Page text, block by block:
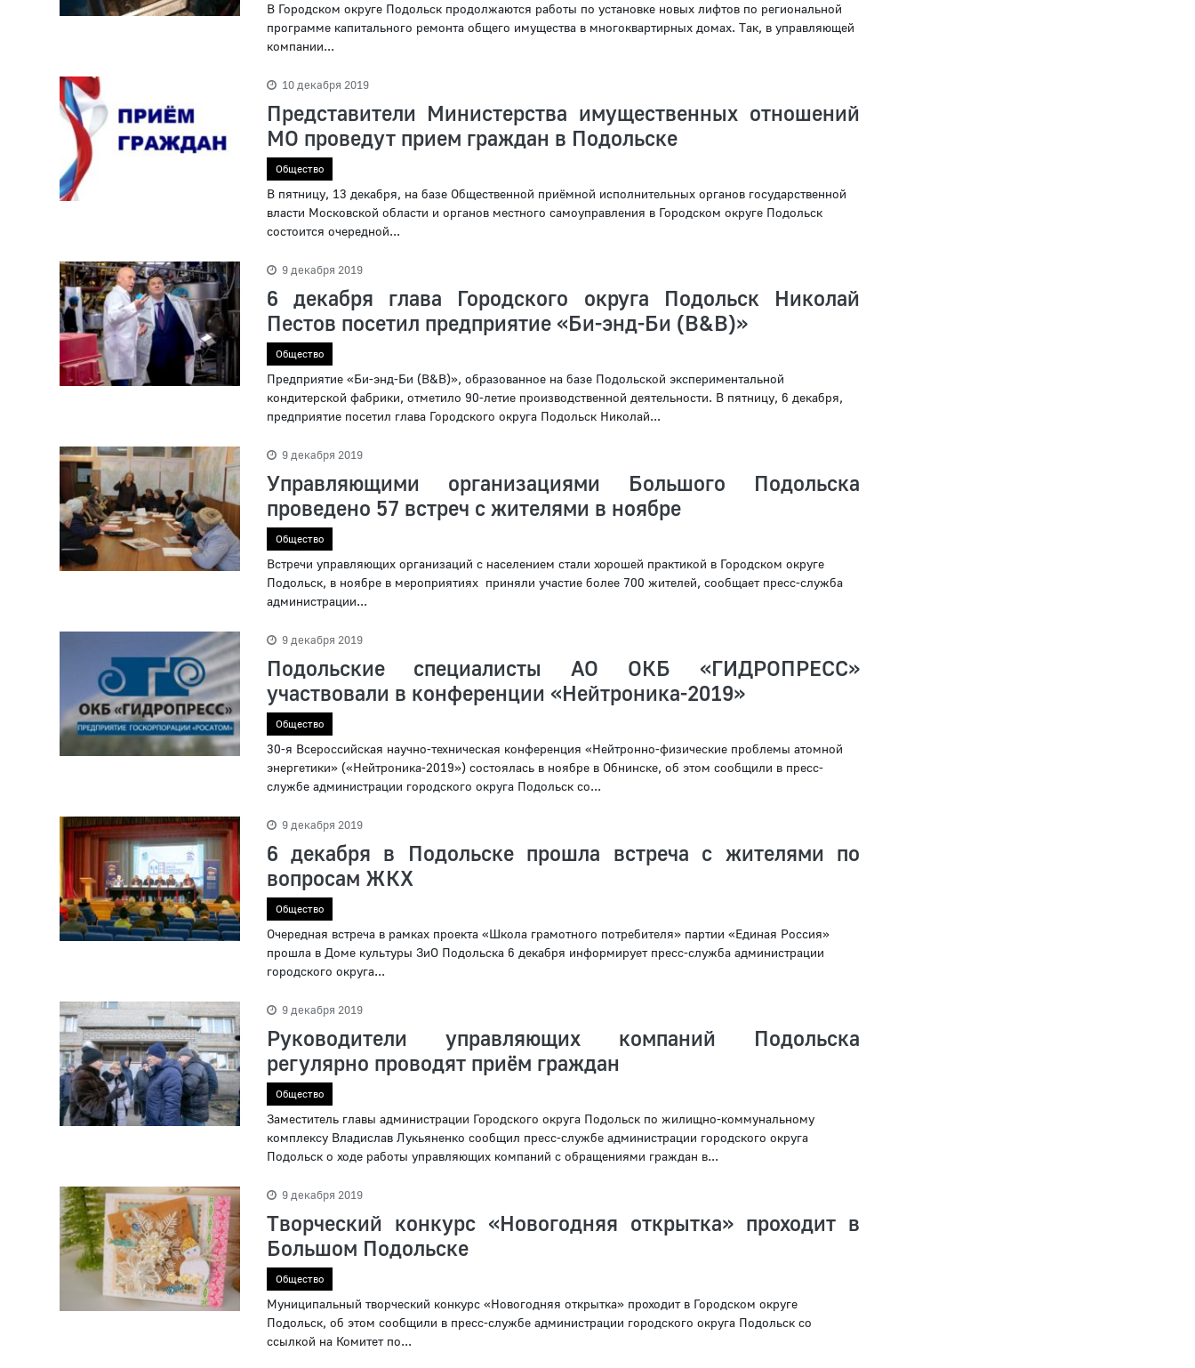
В Городском округе Подольск продолжаются работы по установке новых лифтов по региональной
программе капитального ремонта общего имущества в многоквартирных домах. Так, в управляющей
компании...
10 декабря 2019
Представители Министерства имущественных отношений
МО проведут прием граждан в Подольске
Общество
В пятницу, 13 декабря, на базе Общественной приёмной исполнительных органов государственной
власти Московской области и органов местного самоуправления в Городском округе Подольск
состоится очередной...
9 декабря 2019
6 декабря глава Городского округа Подольск Николай
Пестов посетил предприятие «Би-энд-Би (B&B)»
Общество
Предприятие «Би-энд-Би (B&B)», образованное на базе Подольской экспериментальной
кондитерской фабрики, отметило 90-летие производственной деятельности. В пятницу, 6 декабря,
предприятие посетил глава Городского округа Подольск Николай...
9 декабря 2019
Управляющими организациями Большого Подольска
проведено 57 встреч с жителями в ноябре
Общество
Встречи управляющих организаций с населением стали хорошей практикой в Городском округе
Подольск, в ноябре в мероприятиях приняли участие более 700 жителей, сообщает пресс-служба
администрации...
9 декабря 2019
Подольские специалисты АО ОКБ «ГИДРОПРЕСС»
участвовали в конференции «Нейтроника-2019»
Общество
30-я Всероссийская научно-техническая конференция «Нейтронно-физические проблемы атомной
энергетики» («Нейтроника-2019») состоялась в ноябре в Обнинске, об этом сообщили в пресс-
службе администрации городского округа Подольск со...
9 декабря 2019
6 декабря в Подольске прошла встреча с жителями по
вопросам ЖКХ
Общество
Очередная встреча в рамках проекта «Школа грамотного потребителя» партии «Единая Россия»
прошла в Доме культуры ЗиО Подольска 6 декабря информирует пресс-служба администрации
городского округа...
9 декабря 2019
Руководители управляющих компаний Подольска
регулярно проводят приём граждан
Общество
Заместитель главы администрации Городского округа Подольск по жилищно-коммунальному
комплексу Владислав Лукьяненко сообщил пресс-службе администрации городского округа
Подольск о ходе работы управляющих компаний с обращениями граждан в...
9 декабря 2019
Творческий конкурс «Новогодняя открытка» проходит в
Большом Подольске
Общество
Муниципальный творческий конкурс «Новогодняя открытка» проходит в Городском округе
Подольск, об этом сообщили в пресс-службе администрации городского округа Подольск со
ссылкой на Комитет по...